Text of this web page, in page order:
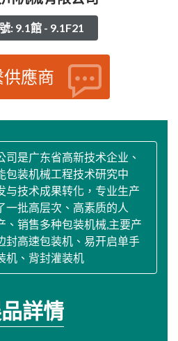
: 9.1館 - 9.1F21
供應商
司是广东省高新技术企业、
包装机械工程技术研究中
与技术成果转化，专业生产
一批高层次、高素质的人
、销售多种包装机械,主要产
封高速包装机、易开启单手
机、背封灌装机
詳情